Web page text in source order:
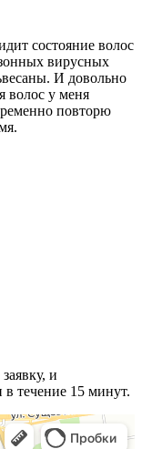
состояние волос
вирусных
И довольно
волос у меня
повторю
и
течение 15 минут.